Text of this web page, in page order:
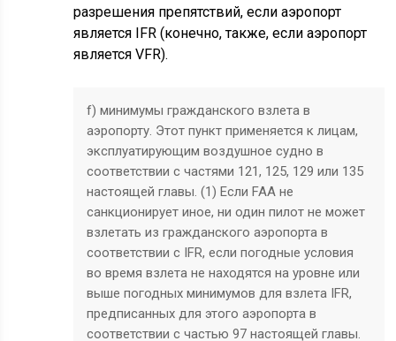
разрешения препятствий, если аэропорт
является IFR (конечно, также, если аэропорт
является VFR).
f) минимумы гражданского взлета в
аэропорту. Этот пункт применяется к лицам,
эксплуатирующим воздушное судно в
соответствии с частями 121, 125, 129 или 135
настоящей главы. (1) Если FAA не
санкционирует иное, ни один пилот не может
взлетать из гражданского аэропорта в
соответствии с IFR, если погодные условия
во время взлета не находятся на уровне или
выше погодных минимумов для взлета IFR,
предписанных для этого аэропорта в
соответствии с частью 97 настоящей главы.